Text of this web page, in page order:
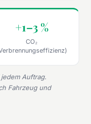
+1–3 %
CO₂
Auftrag.
Fahrzeug und